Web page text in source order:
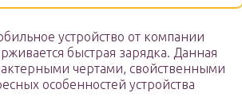
устройство от компании
быстрая зарядка. Данная
чертами, свойственными
особенностей устройства